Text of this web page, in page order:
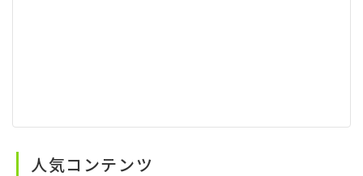
人気コンテンツ